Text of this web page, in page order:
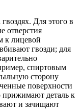
Для этого в
отверстия
к лицевой
гвозди; для
спиртовым
сторону
поверхности
прижимают деталь к
и зачищают